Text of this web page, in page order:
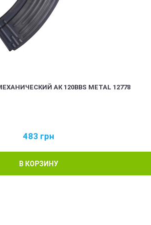
АК 120BBS METAL 12778
483 грн
В КОРЗИНУ